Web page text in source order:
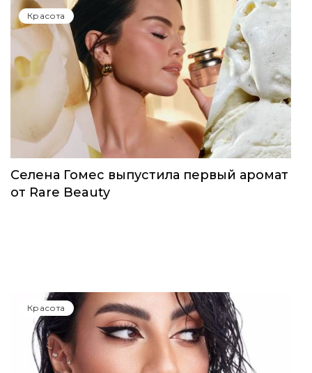
Красота
Селена Гомес выпустила первый аромат
от Rare Beauty
Красота